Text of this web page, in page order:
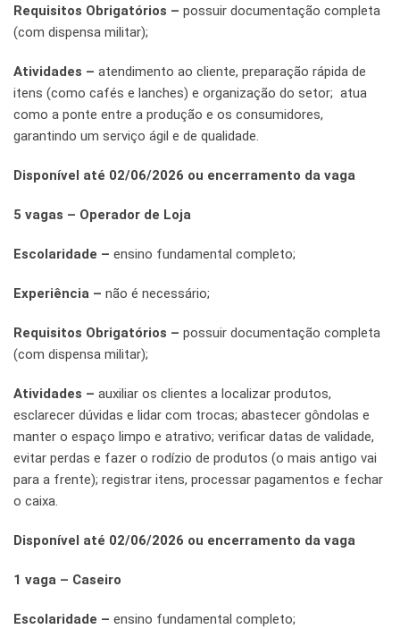
Requisitos Obrigatórios – possuir documentação completa
(com dispensa militar);
Atividades – atendimento ao cliente, preparação rápida de
itens (como cafés e lanches) e organização do setor; atua
como a ponte entre a produção e os consumidores,
garantindo um serviço ágil e de qualidade.
Disponível até 02/06/2026 ou encerramento da vaga
5 vagas – Operador de Loja
Escolaridade – ensino fundamental completo;
Experiência – não é necessário;
Requisitos Obrigatórios – possuir documentação completa
(com dispensa militar);
Atividades – auxiliar os clientes a localizar produtos,
esclarecer dúvidas e lidar com trocas; abastecer gôndolas e
manter o espaço limpo e atrativo; verificar datas de validade,
evitar perdas e fazer o rodízio de produtos (o mais antigo vai
para a frente); registrar itens, processar pagamentos e fechar
o caixa.
Disponível até 02/06/2026 ou encerramento da vaga
1 vaga – Caseiro
Escolaridade – ensino fundamental completo;